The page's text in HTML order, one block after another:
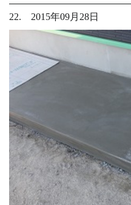
22. 2015年09月28日